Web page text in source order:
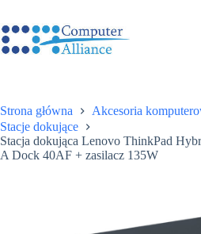
treści
Strona główna
Akcesoria
Stacje dokujące
Stacja dokująca Lenovo ThinkPad
A Dock 40AF + zasilacz 135W